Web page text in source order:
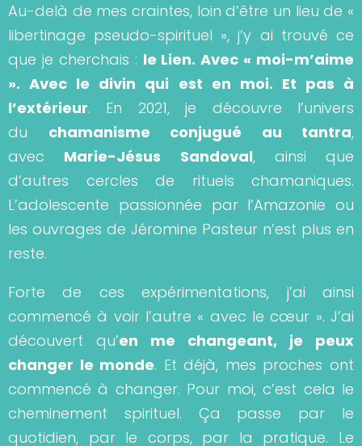
Au-delà de mes craintes, loin d’être un lieu de «
libertinage pseudo-spirituel », j’y ai trouvé ce
que je cherchais : le Lien. Avec « moi-m’aime
». Avec le divin qui est en moi. Et pas à
l’extérieur. En 2021, je découvre l’univers
du chamanisme conjugué au tantra,
avec Marie-Jésus Sandoval, ainsi que
d’autres cercles de rituels chamaniques.
L’adolescente passionnée par l’Amazonie ou
les ouvrages de Jéromine Pasteur n’est plus en
reste.
Forte de ces expérimentations, j’ai ainsi
commencé à voir l’autre « avec le cœur ». J’ai
découvert qu’en me changeant, je peux
changer le monde. Et déjà, mes proches ont
commencé à changer. Pour moi, c’est cela le
cheminement spirituel. Ça passe par le
quotidien, par le corps, par la pratique. Le